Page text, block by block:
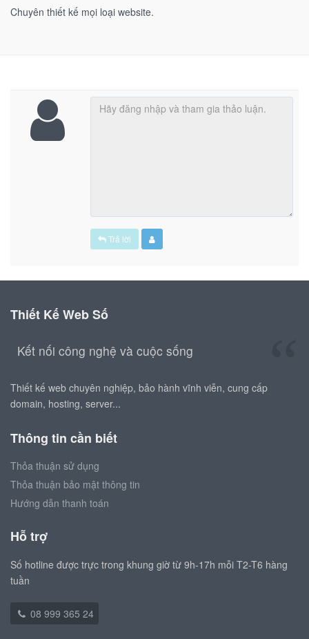
Chuyên thiết kế mọi loại website.
Trả lời
Thiết Kế Web Số
Kết nối công nghệ và cuộc sống
Thiết kế web chuyên nghiệp, bảo hành vĩnh viễn, cung cấp
domain, hosting, server...
Thông tin cần biết
Thỏa thuận sử dụng
Thỏa thuận bảo mật thông tin
Hướng dẫn thanh toán
Hỗ trợ
Số hotline được trực trong khung giờ từ 9h-17h mỗi T2-T6 hàng
tuần
08 999 365 24